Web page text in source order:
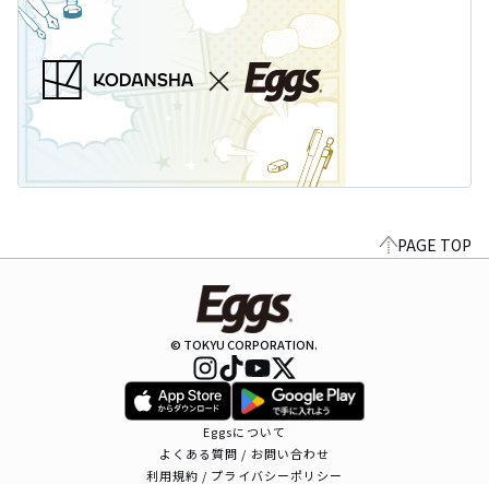
PAGE TOP
© TOKYU CORPORATION.
Eggsについて
よくある質問 / お問い合わせ
利用規約 / プライバシーポリシー